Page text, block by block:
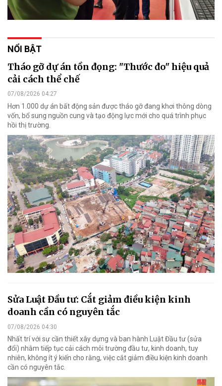
NỔI BẬT
Tháo gỡ dự án tồn đọng: "Thước đo" hiệu quả
cải cách thể chế
07/08/2026 04:27
Hơn 1.000 dự án bất động sản được tháo gỡ đang khơi thông dòng
vốn, bổ sung nguồn cung và tạo động lực mới cho quá trình phục
hồi thị trường.
Sửa Luật Đầu tư: Cắt giảm điều kiện kinh
doanh cần có nguyên tắc
07/08/2026 04:30
Nhất trí với sự cần thiết xây dựng và ban hành Luật Đầu tư (sửa
đổi) nhằm tiếp tục cải cách môi trường đầu tư, kinh doanh, tuy
nhiên, không ít ý kiến cho rằng, việc cắt giảm điều kiện kinh doanh
cần có nguyên tắc.